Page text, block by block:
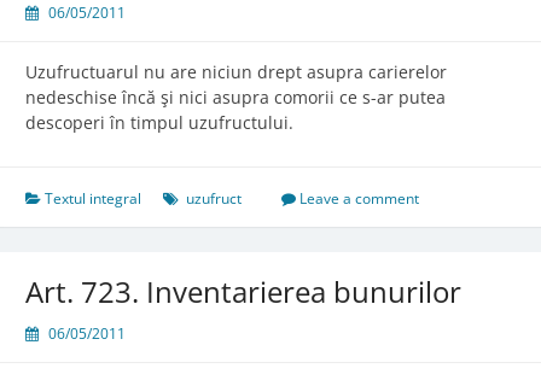
06/05/2011
Uzufructuarul nu are niciun drept asupra carierelor
nedeschise încă şi nici asupra comorii ce s-ar putea
descoperi în timpul uzufructului.
Textul integral uzufruct Leave a comment
Art. 723. Inventarierea bunurilor
06/05/2011